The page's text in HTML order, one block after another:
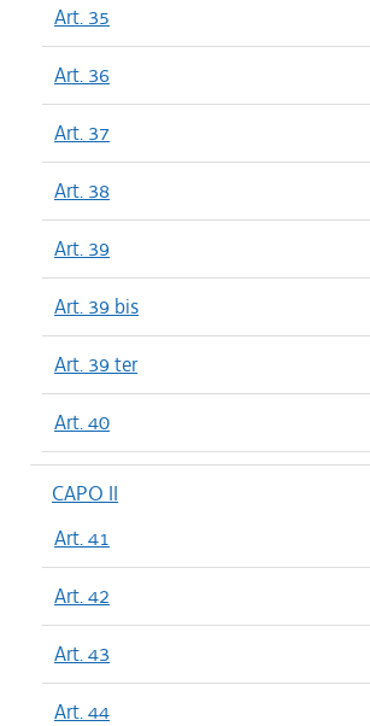
Art. 35
Art. 36
Art. 37
Art. 38
Art. 39
Art. 39 bis
Art. 39 ter
Art. 40
CAPO II
Art. 41
Art. 42
Art. 43
Art. 44